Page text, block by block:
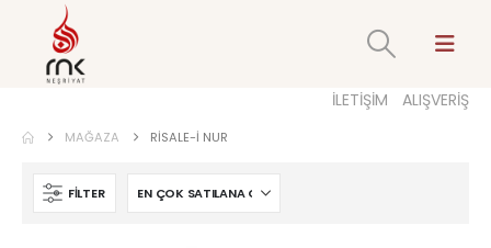
İLETİŞİM ALIŞVERİŞ
MAĞAZA RISALE-I NUR
FILTER